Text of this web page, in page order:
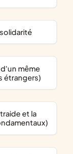
étrangers)